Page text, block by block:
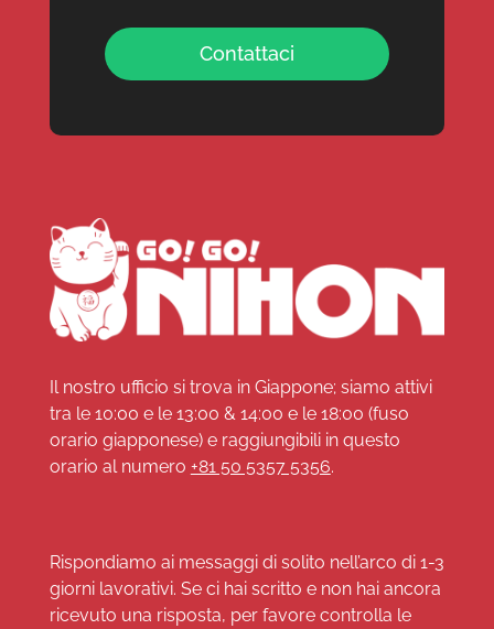
Contattaci
Il nostro ufficio si trova in Giappone; siamo attivi
tra le 10:00 e le 13:00 & 14:00 e le 18:00 (fuso
orario giapponese) e raggiungibili in questo
orario al numero +81 50 5357 5356.
Rispondiamo ai messaggi di solito nell’arco di 1-3
giorni lavorativi. Se ci hai scritto e non hai ancora
ricevuto una risposta, per favore controlla le